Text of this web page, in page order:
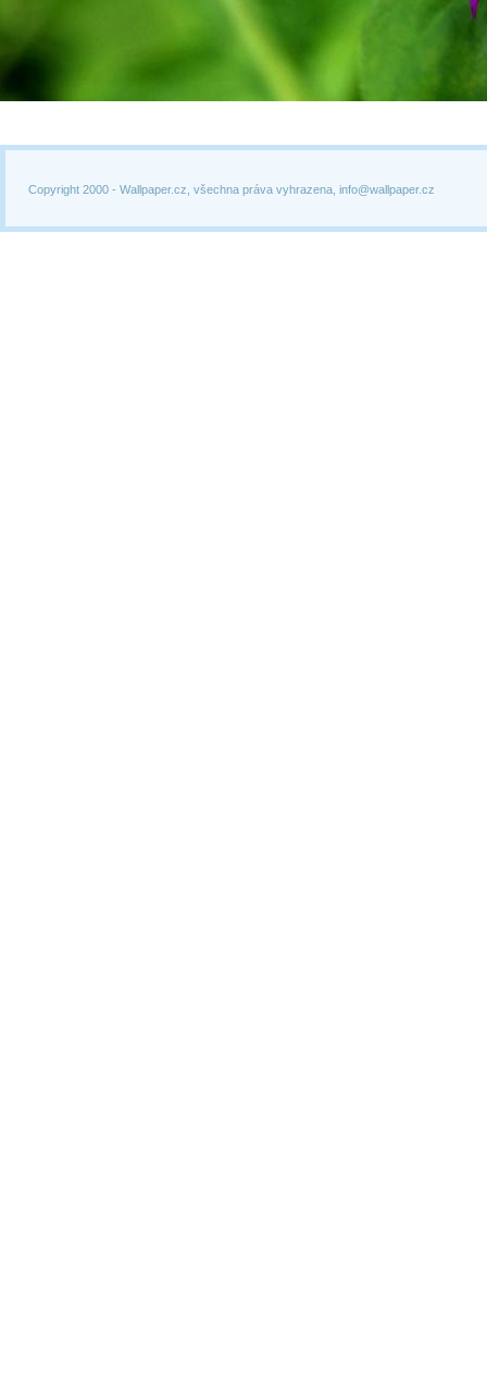
Copyright 2000 - Wallpaper.cz, všechna práva vyhrazena, info@wallpaper.cz